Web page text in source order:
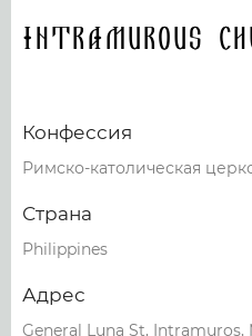
Intramurous
Конфессия
Римско-католическая
Страна
Philippines
Адрес
General Luna St, Intramuros,